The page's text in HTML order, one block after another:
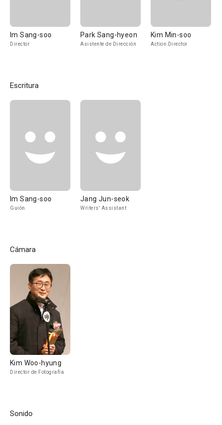
Im Sang-soo
Director
Park Sang-hyeon
Asistente de Dirección
Kim Min-soo
Action Director
Escritura
Im Sang-soo
Guión
Jang Jun-seok
Writers' Assistant
Cámara
Kim Woo-hyung
Director de Fotografía
Sonido